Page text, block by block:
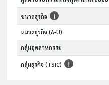
ขนาดธุรกิจ
หมวดธุรกิจ (A-U)
กลุ่มอุตสาหกรรม
กลุ่มธุรกิจ (TSIC)